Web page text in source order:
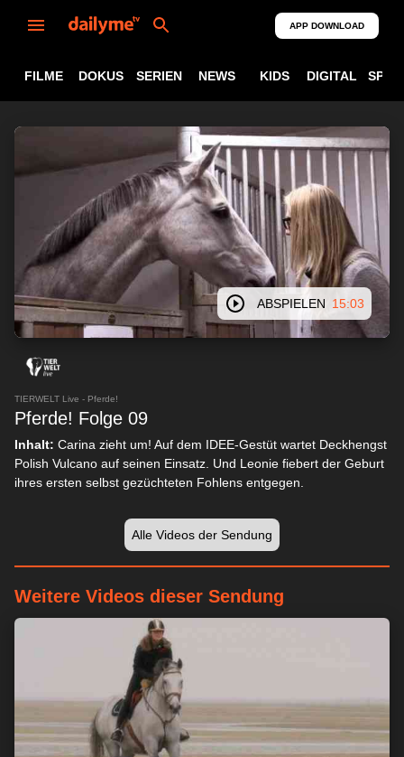
APP DOWNLOAD
FILME DOKUS SERIEN NEWS KIDS DIGITAL
ABSPIELEN 15:03
TIERWELT Live - Pferde!
Pferde! Folge 09
Inhalt: Carina zieht um! Auf dem IDEE-Gestüt wartet Deckhengst
Polish Vulcano auf seinen Einsatz. Und Leonie fiebert der Geburt
ihres ersten selbst gezüchteten Fohlens entgegen.
Alle Videos der Sendung
Weitere Videos dieser Sendung